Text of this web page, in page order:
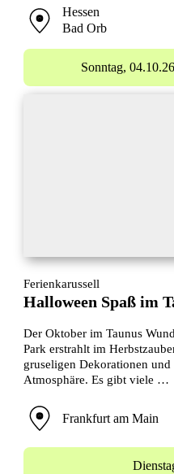
Hessen
Bad Orb
Sonntag, 04.10.26
Ferienkarussell
Halloween Spaß im
Der Oktober im Taunus
Park erstrahlt im
gruseligen Dekorationen
Atmosphäre. Es gibt viele …
Frankfurt am Main